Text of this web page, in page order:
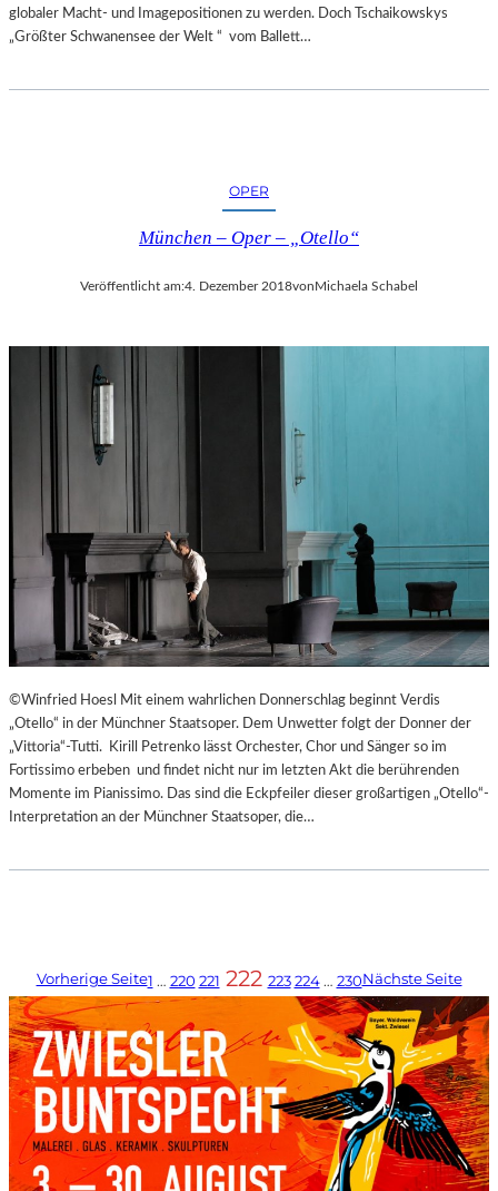
globaler Macht- und Imagepositionen zu werden. Doch Tschaikowskys
„Größter Schwanensee der Welt “ vom Ballett…
OPER
München – Oper – „Otello“
Veröffentlicht am:4. Dezember 2018vonMichaela Schabel
©Winfried Hoesl Mit einem wahrlichen Donnerschlag beginnt Verdis
„Otello“ in der Münchner Staatsoper. Dem Unwetter folgt der Donner der
„Vittoria“-Tutti. Kirill Petrenko lässt Orchester, Chor und Sänger so im
Fortissimo erbeben und findet nicht nur im letzten Akt die berührenden
Momente im Pianissimo. Das sind die Eckpfeiler dieser großartigen „Otello“-
Interpretation an der Münchner Staatsoper, die…
Vorherige Seite1 … 220 221 222 223 224 … 230Nächste Seite